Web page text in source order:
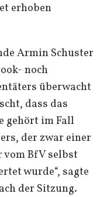
erhoben
Armin Schuster
noch
überwacht
dass das
gehört im Fall
der zwar einer
vom BfV selbst
wurde“, sagte
der Sitzung.